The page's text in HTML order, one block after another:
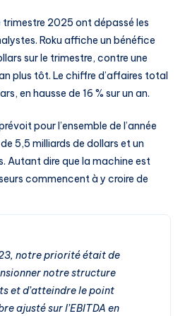
2025 ont dépassé les
Roku affiche un bénéfice
sur le trimestre, contre une
plus tôt. Le chiffre d’affaires total
en hausse de 16 % sur un an.
pour l’ensemble de l’année
5,5 milliards de dollars et un
Autant dire que la machine est
commencent à y croire de
notre priorité était de
notre structure
et d’atteindre le point
ajusté sur l’EBITDA en